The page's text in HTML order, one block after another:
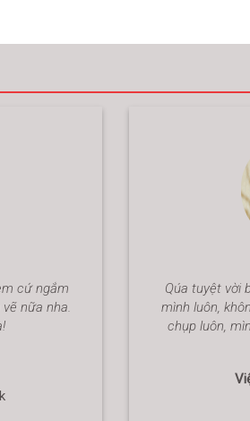
cứ ngắm
nữa nha.
Qúa tuyệt vời
mình luôn,
chụp luôn,